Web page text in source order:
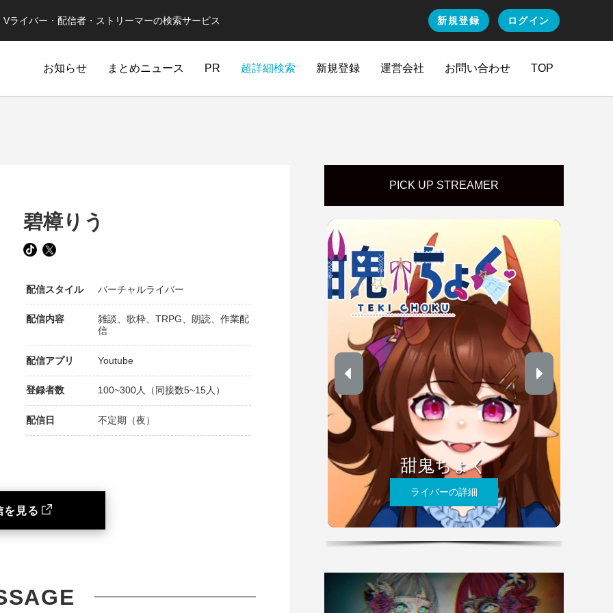
ライバー・配信者・ストリーマーの検索サービス 新規登録 ログイン
お知らせ まとめニュース PR 超詳細検索 新規登録 運営会社 お問い合わせ TOP
碧樟りう
配信スタイル バーチャルライバー
配信内容
雑談、歌枠、TRPG、朗読、作業配
信
配信アプリ Youtube
登録者数 100~300人（同接数5~15人）
配信日 不定期（夜）
を見る
PICK UP STREAMER
甜鬼ちょく
ライバーの詳細